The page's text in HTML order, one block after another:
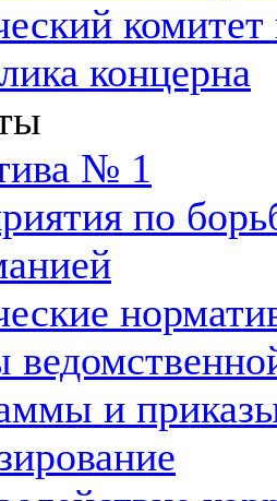
концерна
№ 1
по
и